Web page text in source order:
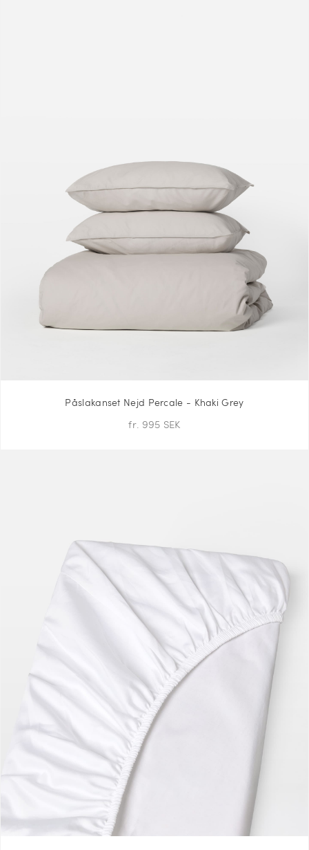
Påslakanset Nejd Percale - Khaki Grey
fr. 995 SEK